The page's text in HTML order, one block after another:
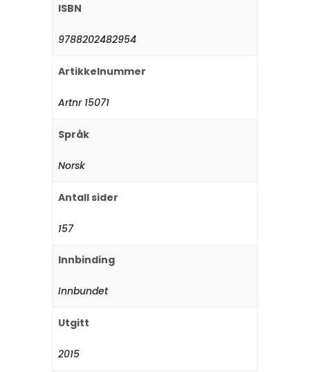
ISBN
9788202482954
Artikkelnummer
Artnr 15071
Språk
Norsk
Antall sider
157
Innbinding
Innbundet
Utgitt
2015